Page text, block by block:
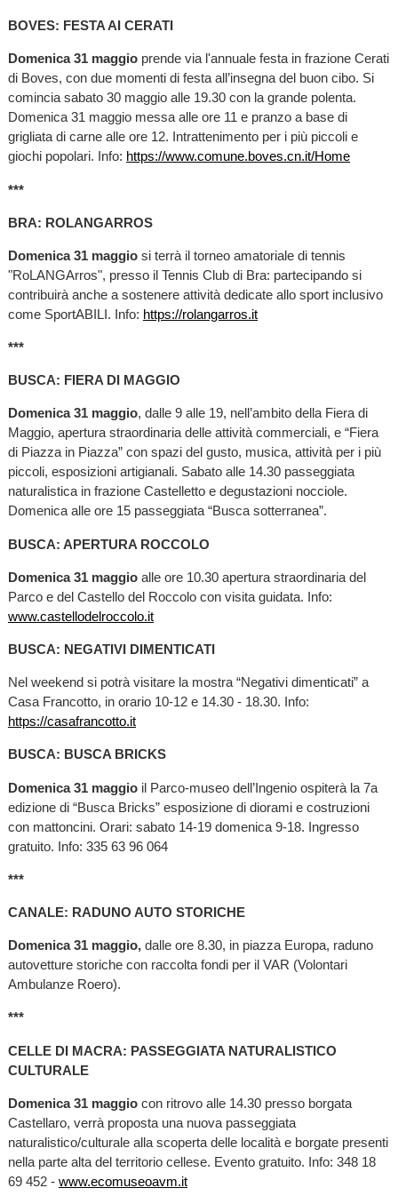
BOVES: FESTA AI CERATI
Domenica 31 maggioprende via l'annuale festa in frazione Cerati
di Boves, con due momenti di festa all’insegna del buon cibo. Si
comincia sabato 30 maggio alle 19.30 con la grande polenta.
Domenica 31 maggio messa alle ore 11 e pranzo a base di
grigliata di carne alle ore 12. Intrattenimento per i più piccoli e
giochi popolari. Info: https://www.comune.boves.cn.it/Home
***
BRA: ROLANGARROS
Domenica 31 maggiosi terrà il torneo amatoriale di tennis
"RoLANGArros", presso il Tennis Club di Bra: partecipando si
contribuirà anche a sostenere attività dedicate allo sport inclusivo
come SportABILI. Info: https://rolangarros.it
***
BUSCA: FIERA DI MAGGIO
Domenica 31 maggio, dalle 9 alle 19, nell’ambito della Fiera di
Maggio, apertura straordinaria delle attività commerciali, e “Fiera
di Piazza in Piazza” con spazi del gusto, musica, attività per i più
piccoli, esposizioni artigianali. Sabato alle 14.30 passeggiata
naturalistica in frazione Castelletto e degustazioni nocciole.
Domenica alle ore 15 passeggiata “Busca sotterranea”.
BUSCA: APERTURA ROCCOLO
Domenica 31 maggioalle ore 10.30 apertura straordinaria del
Parco e del Castello del Roccolo con visita guidata. Info:
www.castellodelroccolo.it
BUSCA: NEGATIVI DIMENTICATI
Nel weekend si potrà visitare la mostra “Negativi dimenticati” a
Casa Francotto, in orario 10-12 e 14.30 - 18.30. Info:
https://casafrancotto.it
BUSCA: BUSCA BRICKS
Domenica 31 maggioil Parco-museo dell’Ingenio ospiterà la 7a
edizione di “Busca Bricks” esposizione di diorami e costruzioni
con mattoncini. Orari: sabato 14-19 domenica 9-18. Ingresso
gratuito. Info: 335 63 96 064
***
CANALE: RADUNO AUTO STORICHE
Domenica 31 maggio, dalle ore 8.30, in piazza Europa, raduno
autovetture storiche con raccolta fondi per il VAR (Volontari
Ambulanze Roero).
***
CELLE DI MACRA: PASSEGGIATA NATURALISTICO
CULTURALE
Domenica 31 maggiocon ritrovo alle 14.30 presso borgata
Castellaro, verrà proposta una nuova passeggiata
naturalistico/culturale alla scoperta delle località e borgate presenti
nella parte alta del territorio cellese. Evento gratuito. Info: 348 18
69 452 - www.ecomuseoavm.it